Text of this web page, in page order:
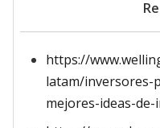
https://
latam/inversores-
mejores-ideas-